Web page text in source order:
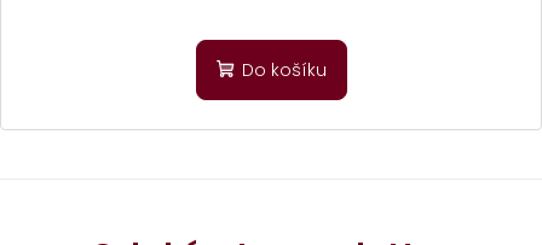
hodnocení
produktu
z
Do košíku